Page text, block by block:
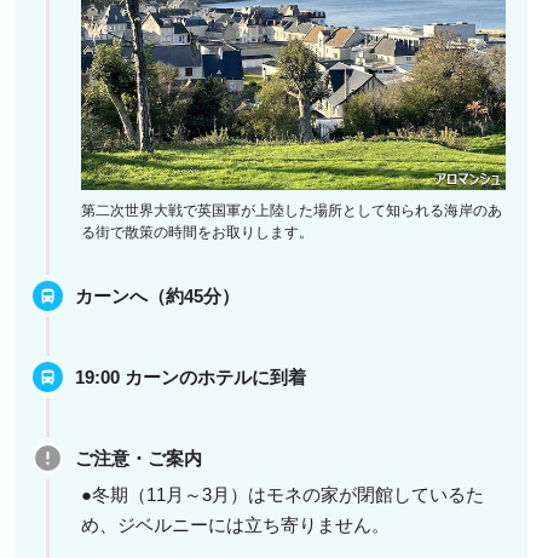
第二次世界大戦で英国軍が上陸した場所として知られる海岸のあ
る街で散策の時間をお取りします。
カーンへ（約45分）
19:00 カーンのホテルに到着
ご注意・ご案内
●冬期（11月～3月）はモネの家が閉館しているた
め、ジベルニーには立ち寄りません。